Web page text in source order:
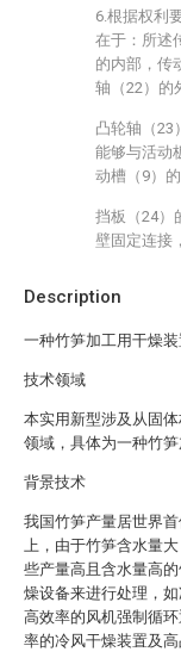
Description
一种竹笋加工用干燥
技术领域
本实用新型涉及从固
领域，具体为一种竹笋
背景技术
我国竹笋产量居世界
上，由于竹笋含水量
些产量高且含水量高
燥设备来进行处理，
高效率的风机强制循
率的冷风干燥装置及
6.根据权利
在于：所述
的内部，传
轴（22）的
凸轮轴（23
能够与活动
动槽（9）的
挡板（24）
壁固定连接